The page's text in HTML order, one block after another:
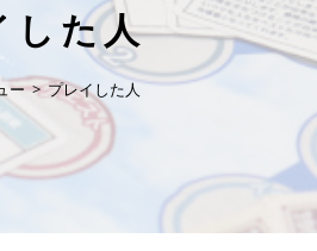
した人
ー > プレイした人